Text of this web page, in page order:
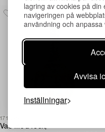
lagring av cookies på
navigeringen på
användning och
Avvisa
Inställningar
1710518
Vas med lock,